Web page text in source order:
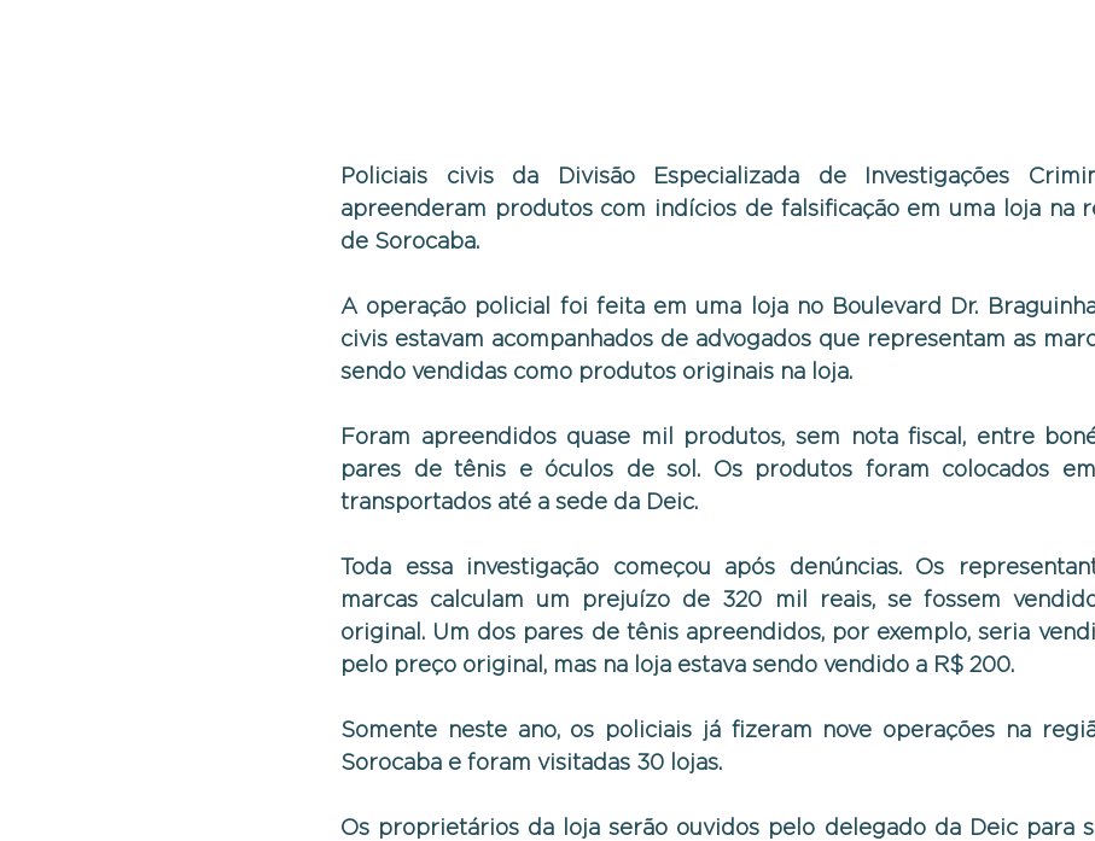
Policiais civis da Divisão Especializada de Investigações
apreenderam produtos com indícios de falsificação em uma loja na
de Sorocaba.
A operação policial foi feita em uma loja no Boulevard Dr.
civis estavam acompanhados de advogados que representam as
sendo vendidas como produtos originais na loja.
Foram apreendidos quase mil produtos, sem nota fiscal, entre
pares de tênis e óculos de sol. Os produtos foram colocados
transportados até a sede da Deic.
Toda essa investigação começou após denúncias. Os
marcas calculam um prejuízo de 320 mil reais, se fossem
original. Um dos pares de tênis apreendidos, por exemplo, seria
pelo preço original, mas na loja estava sendo vendido a R$ 200.
Somente neste ano, os policiais já fizeram nove operações na
Sorocaba e foram visitadas 30 lojas.
Os proprietários da loja serão ouvidos pelo delegado da Deic para